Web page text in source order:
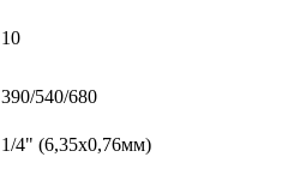
10
390/540/680
1/4" (6,35х0,76мм)